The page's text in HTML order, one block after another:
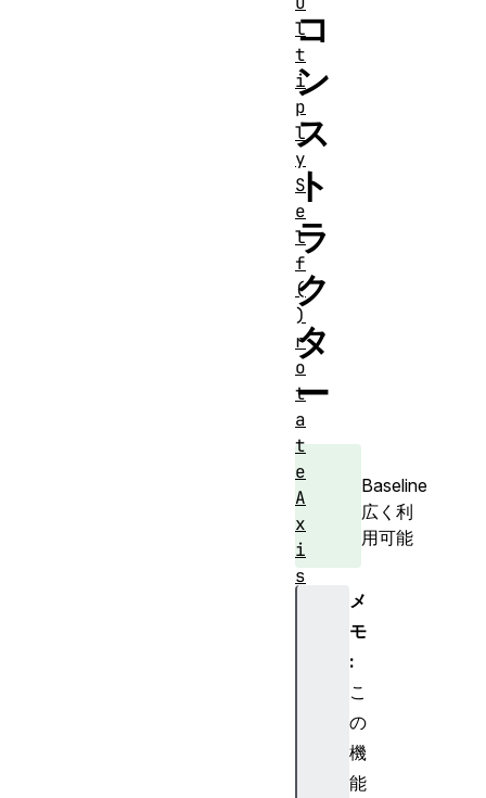
コ
ン
ス
ト
ラ
ク
タ
ー
Baseline
広く利
用可能
メ
モ
:
こ
の
機
能
l
t
i
p
l
y
S
e
l
f
(
)
r
o
t
a
t
e
A
x
i
s